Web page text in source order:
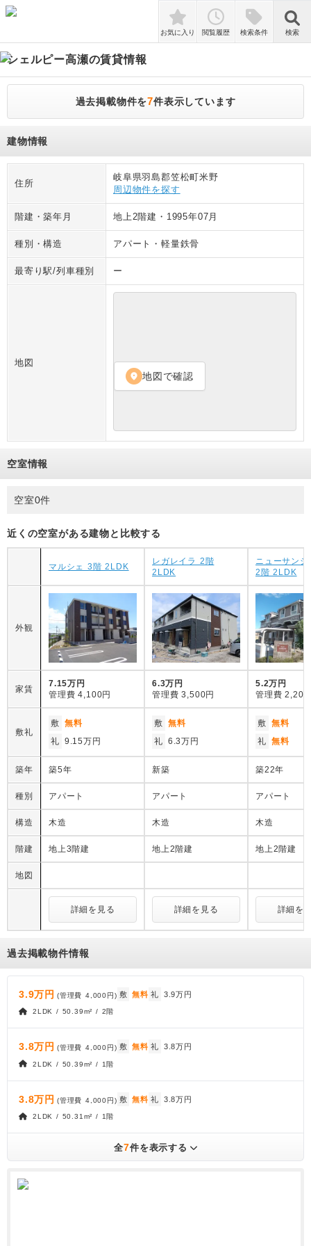
検索
お気に入り 閲覧履歴 検索条件 検索
シェルピー高瀬の賃貸情報
過去掲載物件を7件表示しています
建物情報
住所
岐阜県羽島郡笠松町米野
周辺物件を探す
階建・築年月 地上2階建 ・ 1995年07月
種別・構造 アパート ・軽量鉄骨
最寄り駅/列車種別 ー
地図
location_on 地図で確認
空室情報
空室0件
近くの空室がある建物と比較する
マルシェ 3階 2LDK
レガレイラ 2階
2LDK
ニューサンシ
2階 2LDK
外観
家賃
7.15万円
管理費 4,100円
6.3万円
管理費 3,500円
5.2万円
管理費 2,200
敷礼
敷 無料
礼 9.15万円
敷 無料
礼 6.3万円
敷 無料
礼 無料
築年 築5年 新築 築22年
種別 アパート アパート アパート
構造 木造 木造 木造
階建 地上3階建 地上2階建 地上2階建
地図
詳細を見る 詳細を見る 詳細を
過去掲載物件情報
3.9万円 (管理費 4,000円) 敷 無料 礼 3.9万円
2LDK / 50.39m² / 2階
3.8万円 (管理費 4,000円 ) 敷 無料 礼 3.8万円
2LDK / 50.39m² / 1階
3.8万円 (管理費 4,000円) 敷 無料 礼 3.8万円
2LDK / 50.31m² / 1階
全7件を表示する